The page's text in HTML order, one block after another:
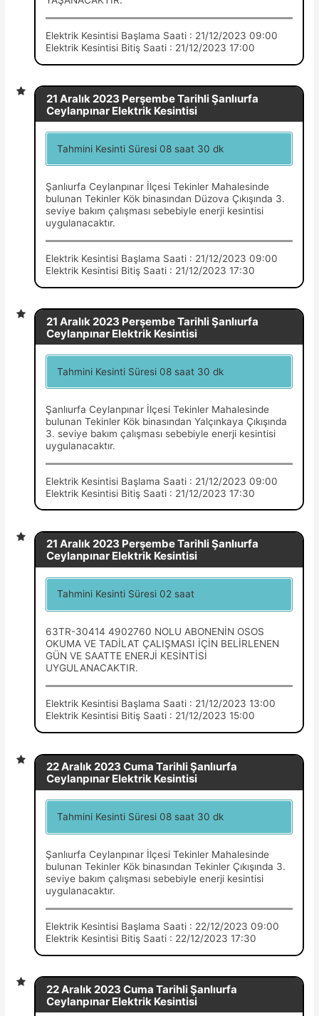
Elektrik Kesintisi Başlama Saati : 21/12/2023 09:00
Elektrik Kesintisi Bitiş Saati : 21/12/2023 17:00
21 Aralık 2023 Perşembe Tarihli Şanlıurfa
Ceylanpınar Elektrik Kesintisi
Tahmini Kesinti Süresi 08 saat 30 dk
Şanlıurfa Ceylanpınar İlçesi Tekinler Mahalesinde
bulunan Tekinler Kök binasından Düzova Çıkışında 3.
seviye bakım çalışması sebebiyle enerji kesintisi
uygulanacaktır.
Elektrik Kesintisi Başlama Saati : 21/12/2023 09:00
Elektrik Kesintisi Bitiş Saati : 21/12/2023 17:30
21 Aralık 2023 Perşembe Tarihli Şanlıurfa
Ceylanpınar Elektrik Kesintisi
Tahmini Kesinti Süresi 08 saat 30 dk
Şanlıurfa Ceylanpınar İlçesi Tekinler Mahalesinde
bulunan Tekinler Kök binasından Yalçınkaya Çıkışında
3. seviye bakım çalışması sebebiyle enerji kesintisi
uygulanacaktır.
Elektrik Kesintisi Başlama Saati : 21/12/2023 09:00
Elektrik Kesintisi Bitiş Saati : 21/12/2023 17:30
21 Aralık 2023 Perşembe Tarihli Şanlıurfa
Ceylanpınar Elektrik Kesintisi
Tahmini Kesinti Süresi 02 saat
63TR-30414 4902760 NOLU ABONENİN OSOS
OKUMA VE TADİLAT ÇALIŞMASI İÇİN BELİRLENEN
GÜN VE SAATTE ENERJİ KESİNTİSİ
UYGULANACAKTIR.
Elektrik Kesintisi Başlama Saati : 21/12/2023 13:00
Elektrik Kesintisi Bitiş Saati : 21/12/2023 15:00
22 Aralık 2023 Cuma Tarihli Şanlıurfa
Ceylanpınar Elektrik Kesintisi
Tahmini Kesinti Süresi 08 saat 30 dk
Şanlıurfa Ceylanpınar İlçesi Tekinler Mahalesinde
bulunan Tekinler Kök binasından Tekinler Çıkışında 3.
seviye bakım çalışması sebebiyle enerji kesintisi
uygulanacaktır.
Elektrik Kesintisi Başlama Saati : 22/12/2023 09:00
Elektrik Kesintisi Bitiş Saati : 22/12/2023 17:30
22 Aralık 2023 Cuma Tarihli Şanlıurfa
Ceylanpınar Elektrik Kesintisi